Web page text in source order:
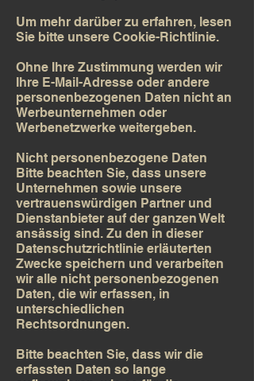
Um mehr darüber zu erfahren, lesen
Sie bitte unsere Cookie-Richtlinie.
Ohne Ihre Zustimmung werden wir
Ihre E-Mail-Adresse oder andere
personenbezogenen Daten nicht an
Werbeunternehmen oder
Werbenetzwerke weitergeben.
Nicht personenbezogene Daten
Bitte beachten Sie, dass unsere
Unternehmen sowie unsere
vertrauenswürdigen Partner und
Dienstanbieter auf der ganzen Welt
ansässig sind. Zu den in dieser
Datenschutzrichtlinie erläuterten
Zwecke speichern und verarbeiten
wir alle nicht personenbezogenen
Daten, die wir erfassen, in
unterschiedlichen
Rechtsordnungen.
Bitte beachten Sie, dass wir die
erfassten Daten so lange